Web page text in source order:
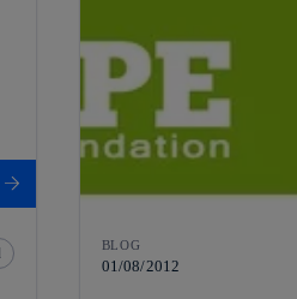
BLOG
01/08/2012